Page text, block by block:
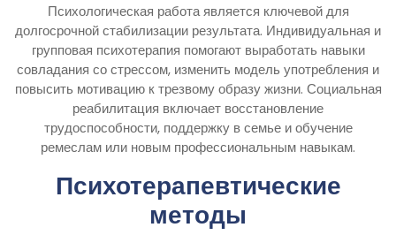
Психологическая работа является ключевой для
долгосрочной стабилизации результата. Индивидуальная и
групповая психотерапия помогают выработать навыки
совладания со стрессом, изменить модель употребления и
повысить мотивацию к трезвому образу жизни. Социальная
реабилитация включает восстановление
трудоспособности, поддержку в семье и обучение
ремеслам или новым профессиональным навыкам.
Психотерапевтические
методы